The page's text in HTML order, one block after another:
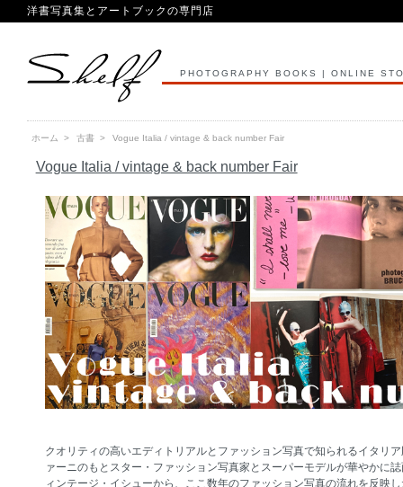
洋書写真集とアートブックの専門店
PHOTOGRAPHY BOOKS | ONLINE
ホーム > 古書 > Vogue Italia / vintage & back number Fair
Vogue Italia / vintage & back number Fair
クオリティの高いエディトリアルとファッション写真で知られるイタリ
ァーニのもとスター・ファッション写真家とスーパーモデルが華やかに
ィンテージ・イシューから、ここ数年のファッション写真の流れを反映